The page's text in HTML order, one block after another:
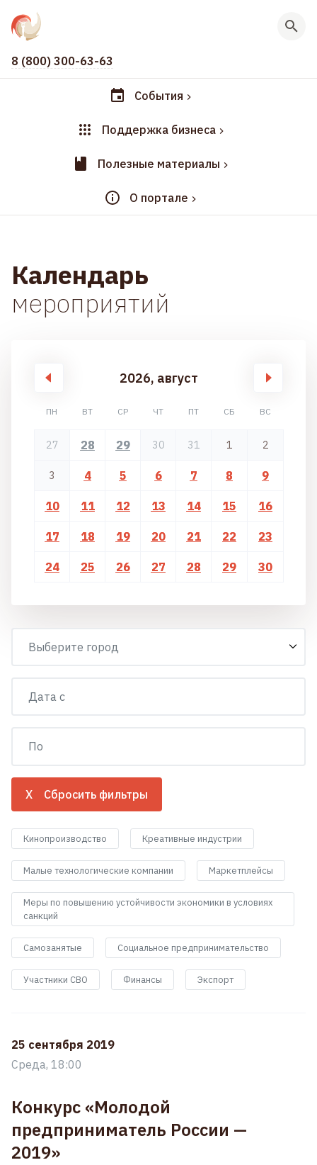
8 (800) 300-63-63
События
Поддержка бизнеса
Полезные материалы
О портале
Календарь
мероприятий
2026, август
ПН ВТ СР ЧТ ПТ СБ ВС
27 28 29 30 31 1 2
3 4 5 6 7 8 9
10 11 12 13 14 15 16
17 18 19 20 21 22 23
24 25 26 27 28 29 30
X Сбросить фильтры
Кинопроизводство Креативные индустрии
Малые технологические компании Маркетплейсы
Меры по повышению устойчивости экономики в условиях
санкций
Самозанятые Социальное предпринимательство
Участники СВО Финансы Экспорт
25 сентября 2019
Среда, 18:00
Конкурс «Молодой
предприниматель России —
2019»